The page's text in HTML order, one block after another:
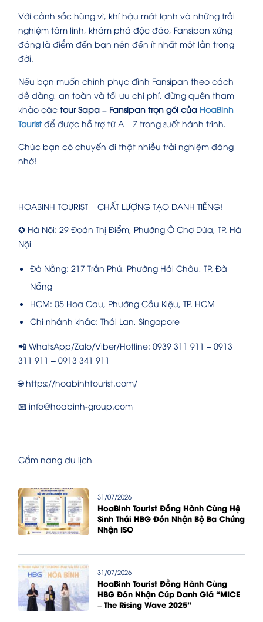
Với cảnh sắc hùng vĩ, khí hậu mát lạnh và những trải
nghiệm tâm linh, khám phá độc đáo, Fansipan xứng
đáng là điểm đến bạn nên đến ít nhất một lần trong
đời.
Nếu bạn muốn chinh phục đỉnh Fansipan theo cách
dễ dàng, an toàn và tối ưu chi phí, đừng quên tham
khảo các tour Sapa – Fansipan trọn gói của HoaBinh
Touristđể được hỗ trợ từ A – Z trong suốt hành trình.
Chúc bạn có chuyến đi thật nhiều trải nghiệm đáng
nhớ!
——————————————————————–
HOABINH TOURIST – CHẤT LƯỢNG TẠO DANH TIẾNG!
✪ Hà Nội: 29 Đoàn Thị Điểm, Phường Ô Chợ Dừa, TP. Hà
Nội
Đà Nẵng: 217 Trần Phú, Phường Hải Châu, TP. Đà
Nẵng
HCM: 05 Hoa Cau, Phường Cầu Kiệu, TP. HCM
Chi nhánh khác: Thái Lan, Singapore
📲 WhatsApp/Zalo/Viber/Hotline: 0939 311 911 – 0913
311 911 – 0913 341 911
🌐 https://hoabinhtourist.com/
📧 info@hoabinh-group.com
Cẩm nang du lịch
31/07/2026
HoaBinh Tourist Đồng Hành Cùng Hệ
Sinh Thái HBG Đón Nhận Bộ Ba Chứng
Nhận ISO
31/07/2026
HoaBinh Tourist Đồng Hành Cùng
HBG Đón Nhận Cúp Danh Giá “MICE
– The Rising Wave 2025”